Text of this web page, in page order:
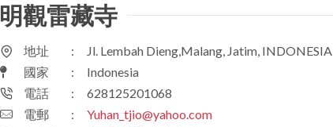
明觀雷藏寺
地址 :
Jl. Lembah Dieng,Malang, Jatim, INDONESIA
國家
:
Indonesia
電話
:
628125201068
電郵
:
Yuhan_tjio@yahoo.com